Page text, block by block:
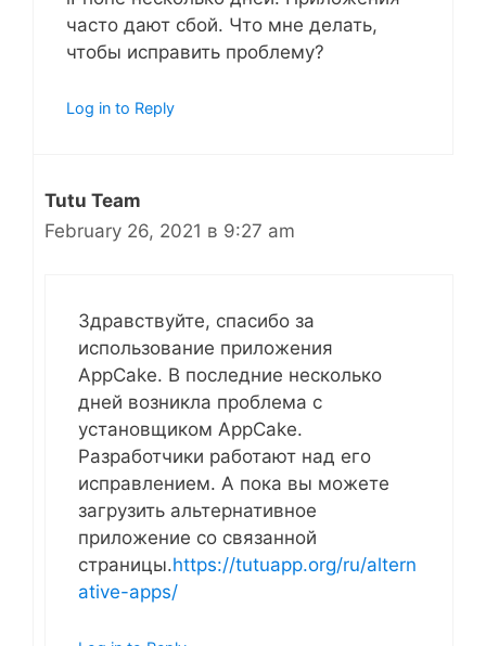
часто дают сбой. Что мне делать,
чтобы исправить проблему?
Log in to Reply
Tutu Team
February 26, 2021 в 9:27 am
Здравствуйте, спасибо за
использование приложения
AppCake. В последние несколько
дней возникла проблема с
установщиком AppCake.
Разработчики работают над его
исправлением. А пока вы можете
загрузить альтернативное
приложение со связанной
страницы.https://tutuapp.org/ru/altern
ative-apps/